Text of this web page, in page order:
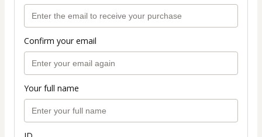
Confirm your email
Your full name